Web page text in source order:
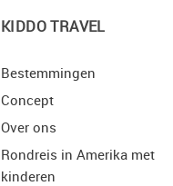
KIDDO TRAVEL
Bestemmingen
Concept
Over ons
Rondreis in Amerika met
kinderen